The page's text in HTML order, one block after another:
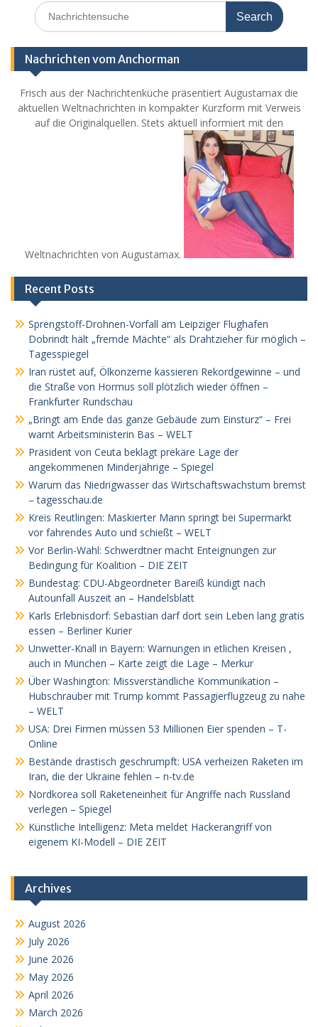
Search
for:
Nachrichten vom Anchorman
Frisch aus der Nachrichtenküche präsentiert Augustamax die
aktuellen Weltnachrichten in kompakter Kurzform mit Verweis
auf die Originalquellen. Stets aktuell informiert mit den
Weltnachrichten von Augustamax.
Recent Posts
Sprengstoff-Drohnen-Vorfall am Leipziger Flughafen
Dobrindt hält „fremde Mächte“ als Drahtzieher für möglich –
Tagesspiegel
Iran rüstet auf, Ölkonzerne kassieren Rekordgewinne – und
die Straße von Hormus soll plötzlich wieder öffnen –
Frankfurter Rundschau
„Bringt am Ende das ganze Gebäude zum Einsturz“ – Frei
warnt Arbeitsministerin Bas – WELT
Präsident von Ceuta beklagt prekäre Lage der
angekommenen Minderjährige – Spiegel
Warum das Niedrigwasser das Wirtschaftswachstum bremst
– tagesschau.de
Kreis Reutlingen: Maskierter Mann springt bei Supermarkt
vor fahrendes Auto und schießt – WELT
Vor Berlin-Wahl: Schwerdtner macht Enteignungen zur
Bedingung für Koalition – DIE ZEIT
Bundestag: CDU-Abgeordneter Bareiß kündigt nach
Autounfall Auszeit an – Handelsblatt
Karls Erlebnisdorf: Sebastian darf dort sein Leben lang gratis
essen – Berliner Kurier
Unwetter-Knall in Bayern: Warnungen in etlichen Kreisen ,
auch in München – Karte zeigt die Lage – Merkur
Über Washington: Missverständliche Kommunikation –
Hubschrauber mit Trump kommt Passagierflugzeug zu nahe
– WELT
USA: Drei Firmen müssen 53 Millionen Eier spenden – T-
Online
Bestände drastisch geschrumpft: USA verheizen Raketen im
Iran, die der Ukraine fehlen – n-tv.de
Nordkorea soll Raketeneinheit für Angriffe nach Russland
verlegen – Spiegel
Künstliche Intelligenz: Meta meldet Hackerangriff von
eigenem KI-Modell – DIE ZEIT
Archives
August 2026
July 2026
June 2026
May 2026
April 2026
March 2026